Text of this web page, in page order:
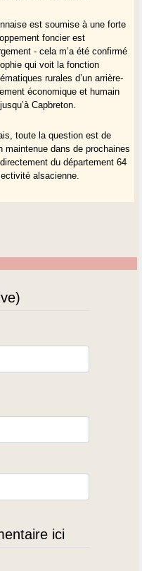
est soumise à une forte
foncier est
- cela m’a été confirmé
qui voit la fonction
rurales d’un arrière-
économique et humain
Capbreton.
toute la question est de
dans de prochaines
du département 64
alsacienne.
ici